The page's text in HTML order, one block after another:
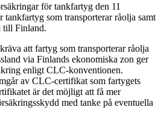
för tankfartyg den 11
tankfartyg som transporterar råolja samt
till Finland.
att fartyg som transporterar råolja
via Finlands ekonomiska zon ger
enligt CLC-konventionen.
av CLC-certifikat som fartygets
är det möjligt att få mer
med tanke på eventuella